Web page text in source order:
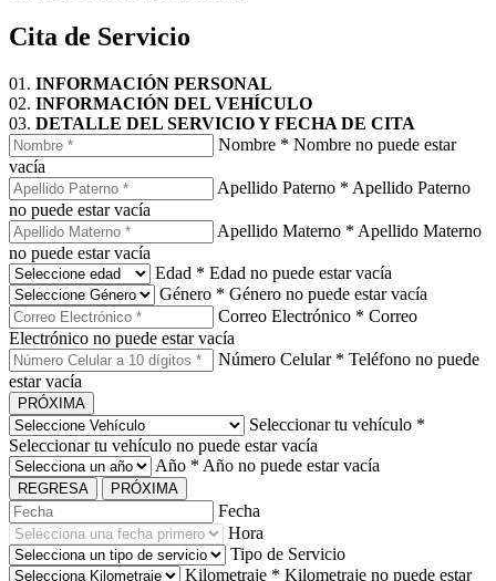
Cita de Servicio
01. INFORMACIÓN PERSONAL
02. INFORMACIÓN DEL VEHÍCULO
03. DETALLE DEL SERVICIO Y FECHA DE CITA
Nombre * Nombre no puede estar
vacía
Apellido Paterno * Apellido Paterno
no puede estar vacía
Apellido Materno * Apellido Materno
no puede estar vacía
Edad * Edad no puede estar vacía
Género * Género no puede estar vacía
Correo Electrónico * Correo
Electrónico no puede estar vacía
Número Celular * Teléfono no puede
estar vacía
PRÓXIMA
Seleccionar tu vehículo *
Seleccionar tu vehículo no puede estar vacía
Año * Año no puede estar vacía
REGRESA PRÓXIMA
Fecha
Hora
Tipo de Servicio
Kilometraje * Kilometraje no puede estar